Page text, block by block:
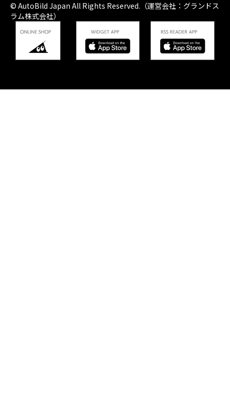
© AutoBild Japan All Rights Reserved.（運営会社：グランドス
ラム株式会社）